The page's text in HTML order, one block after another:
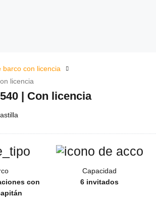
barco con licencia
licencia
| Con licencia
con
Capacidad
6 invitados